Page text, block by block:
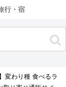
行・宿
変わり種 食べるラ